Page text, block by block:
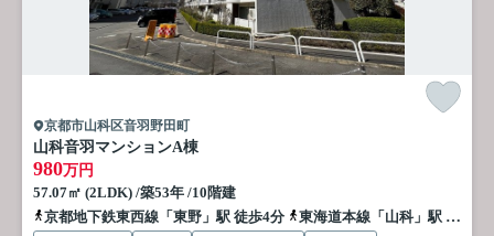
京都市山科区音羽野田町
山科音羽マンションA棟
980万円
57.07㎡ (2LDK) /築53年 /10階建
京都地下鉄東西線「東野」駅 徒歩4分
東海道本線「山科」駅 徒歩14分